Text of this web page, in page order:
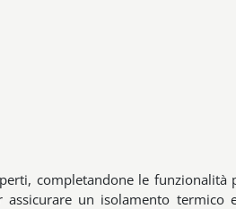
completandone le funzionalità
un isolamento termico